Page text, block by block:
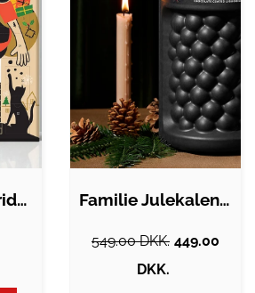
Bagsværd Lakrids julekalender 2025 +… Familie Julekalender | Lakrids by Bülow
549.00 DKK. 449.00
DKK.